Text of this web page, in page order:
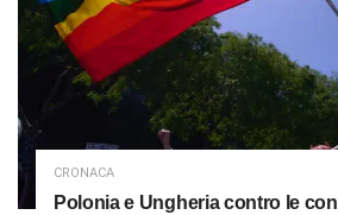
CRONACA
Polonia e Ungheria contro le